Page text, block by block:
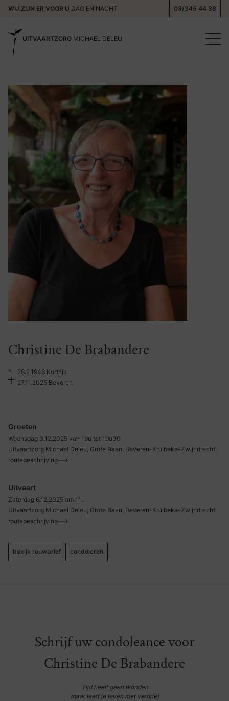
WIJ ZIJN ER VOOR U DAG EN NACHT 03/345 44 38
UITVAARTZORG MICHAEL DELEU
Christine De Brabandere
°
28.2.1948 Kortrijk
27.11.2025 Beveren
Groeten
Woensdag 3.12.2025 van 19u tot 19u30
Uitvaartzorg Michael Deleu, Grote Baan, Beveren-Kruibeke-Zwijndrecht
routebeschrijving
Uitvaart
Zaterdag 6.12.2025 om 11u
Uitvaartzorg Michael Deleu, Grote Baan, Beveren-Kruibeke-Zwijndrecht
routebeschrijving
bekijk rouwbrief condoleren
Schrijf uw condoleance voor
Christine De Brabandere
Tijd heelt geen wonden
maar leert je leven met verdriet